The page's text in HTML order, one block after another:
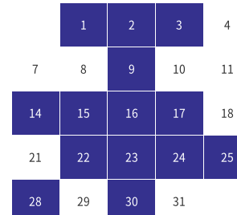
1 2 3 4
7 8 9 10 11
14 15 16 17 18
21 22 23 24 25
28 29 30 31